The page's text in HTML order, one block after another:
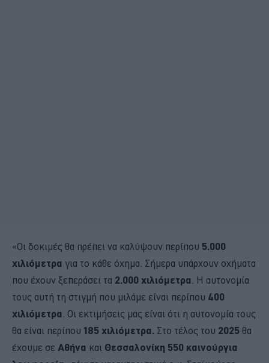
«Οι δοκιμές θα πρέπει να καλύψουν περίπου 5.000
χιλιόμετρα για το κάθε όχημα. Σήμερα υπάρχουν οχήματα
που έχουν ξεπεράσει τα 2.000 χιλιόμετρα. Η αυτονομία
τους αυτή τη στιγμή που μιλάμε είναι περίπου 400
χιλιόμετρα. Οι εκτιμήσεις μας είναι ότι η αυτονομία τους
θα είναι περίπου 185 χιλιόμετρα. Στο τέλος του 2025 θα
έχουμε σε Αθήνα και Θεσσαλονίκη 550 καινούργια